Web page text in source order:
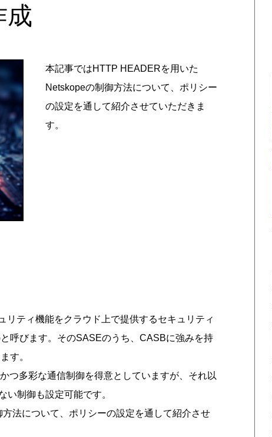
成
本記事ではHTTP HEADERを用いた
Netskopeの制御方法について、ポリシー
の設定を通して紹介させていただきま
す。
ティ機能をクラウド上で提供するセキュリティ
呼びます。そのSASEのうち、CASBに強みを持
す。
つ多彩な通信制御を得意としていますが、それ以
い制御も設定可能です。
法について、ポリシーの設定を通して紹介させ